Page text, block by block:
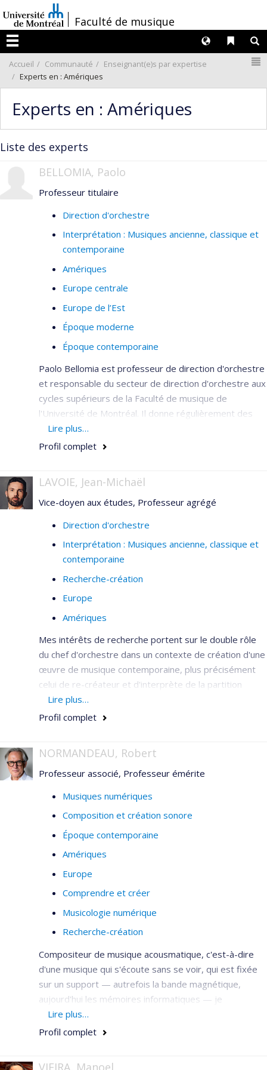
au
contenu
/Faculté de musique
Menu
Liens
Langues
Accueil Communauté
Enseignant(e)s par expertise
Experts en : Amériques
Experts en : Amériques
Liste des experts
BELLOMIA, Paolo
Professeur titulaire
Direction d'orchestre
Interprétation : Musiques ancienne, classique et
contemporaine
Amériques
Europe centrale
Europe de l’Est
Époque moderne
Époque contemporaine
Paolo Bellomia est professeur de direction d'orchestre
et responsable du secteur de direction d'orchestre aux
cycles supérieurs de la Faculté de musique de
l'Université de Montréal. Il donne régulièrement des
cours de maître en direction d'orchestre à travers le
monde.
Lire plus…
Profil complet
LAVOIE, Jean-Michaël
Vice-doyen aux études, Professeur agrégé
Direction d'orchestre
Interprétation : Musiques ancienne, classique et
contemporaine
Recherche-création
Europe
Amériques
Mes intérêts de recherche portent sur le double rôle
du chef d'orchestre dans un contexte de création d'une
œuvre de musique contemporaine, plus précisément
celui de re-créateur et d'interprète de la partition
musicale. D'une part, le chef est l'intermédiaire et le
communicateur des intentions du compositeur et,
un outil efficace de synchronisation, mais demeure un
aspect limité et technique de la pratique de la direction
insuffisante pour communiquer de manière exhaustive
l'intention du compositeur et les choix interprétatifs du
chef d'orchestre. Mes recherches visent à comprendre,
analyser et définir le rôle multifonctionnel du chef
d'orchestre, à qui incombe naturellement une
responsabilité de direction artistique d'un projet, dans
la perspective de transmettre une pensée musicale à
d'autres musiciens.
Lire plus…
Profil complet
NORMANDEAU, Robert
Professeur associé, Professeur émérite
Musiques numériques
Composition et création sonore
Époque contemporaine
Amériques
Europe
Comprendre et créer
Musicologie numérique
Recherche-création
Compositeur de musique acousmatique, c'est-à-dire
d'une musique qui s'écoute sans se voir, qui est fixée
sur un support — autrefois la bande magnétique,
aujourd'hui les mémoires informatiques — je
m'intéresse tout particulièrement à la spatialisation
sonore. La musique acousmatique est en quelque sorte
Lire plus…
Profil complet
VIEIRA, Manoel